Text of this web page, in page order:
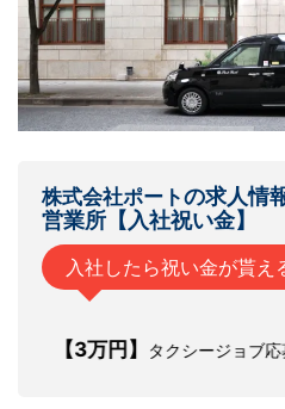
株式会社ポートの求人情
営業所【入社祝い金】
入社したら祝い金が貰え
3万円】タクシージョブ応募で就